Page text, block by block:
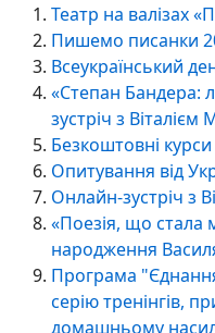
Театр на валізах
Пишемо писанки
Всеукраїнський
«Степан Бандера:
зустріч з
Безкоштовні
Опитування від
Онлайн-зустріч з
«Поезія, що стала
народження
Програма
серію тренінгів,
домашньому